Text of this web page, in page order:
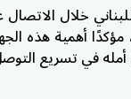
خلال
أهمية هذه
أمله في تسريع